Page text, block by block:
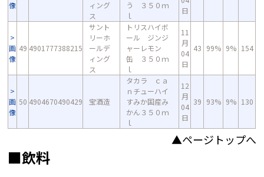
像
ィング
ス
う ３５０ｍ
ｌ
日
画
像
49 4901777388215
サント
リーホ
ールデ
ィング
ス
トリスハイボ
ール ジンジ
ャーレモン
缶 ３５０ｍ
ｌ
11
月
04
日
43 99% 9% 154
画
像
50 4904670490429 宝酒造
タカラ ｃａ
ｎチューハイ
すみか国産み
かん３５０ｍ
ｌ
12
月
04
日
39 93% 9% 130
▲ページトップへ
■飲料